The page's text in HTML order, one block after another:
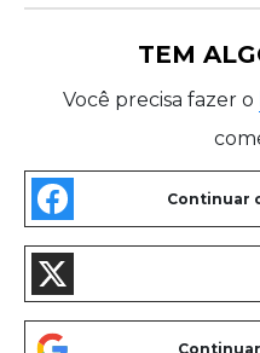
TEM
Você precisa fazer o